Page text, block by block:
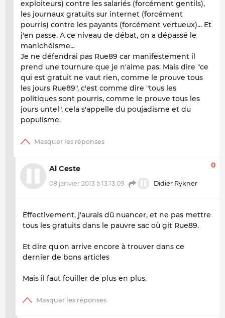
exploiteurs) contre les salariés (forcément gentils),
les journaux gratuits sur internet (forcément
pourris) contre les payants (forcément vertueux)... Et
j'en passe. A ce niveau de débat, on a dépassé le
manichéisme...
Je ne défendrai pas Rue89 car manifestement il
prend une tournure que je n'aime pas. Mais dire "ce
qui est gratuit ne vaut rien, comme le prouve tous
les jours Rue89", c'est comme dire "tous les
politiques sont pourris, comme le prouve tous les
jours untel", cela s'appelle du poujadisme et du
populisme.
Al Ceste
08 janvier 2013 à 13:13:09 Didier Rykner
0
Effectivement, j'aurais dû nuancer, et ne pas mettre
tous les gratuits dans le pauvre sac où git Rue89.
Et dire qu'on arrive encore à trouver dans ce
dernier de bons articles
Mais il faut fouiller de plus en plus.